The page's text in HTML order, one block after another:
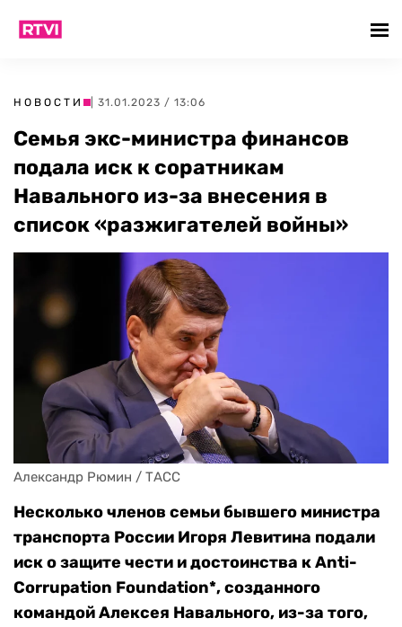
НОВОСТИ | 31.01.2023 / 13:06
Семья экс-министра финансов
подала иск к соратникам
Навального из-за внесения в
список «разжигателей войны»
Александр Рюмин / ТАСС
Несколько членов семьи бывшего министра
транспорта России Игоря Левитина подали
иск о защите чести и достоинства к Anti-
Corrupation Foundation*, созданного
командой Алексея Навального, из-за того,